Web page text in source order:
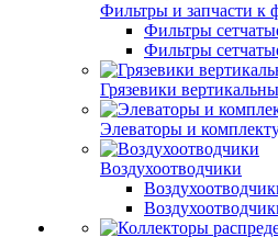
Фильтры и запчасти к
Фильтры
Фильтры
Грязевики
Элеваторы и
Воздухоотводчики